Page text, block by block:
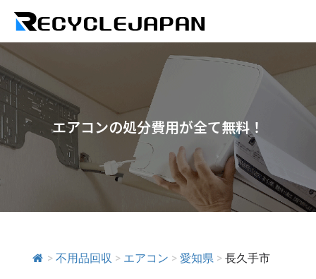
エアコンの処分費用が全て無料！
> 不用品回収 > エアコン > 愛知県 > 長久手市